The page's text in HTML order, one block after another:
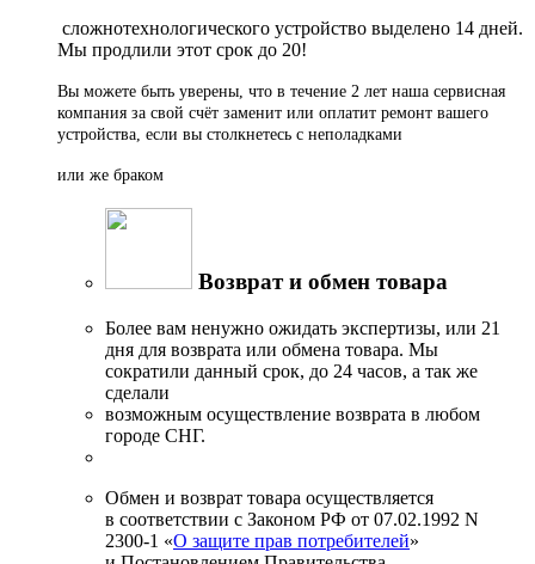
сложнотехнологического устройство выделено 14 дней.
Мы продлили этот срок до 20!
Вы можете быть уверены, что в течение 2 лет наша сервисная
компания за свой счёт заменит или оплатит ремонт вашего
устройства, если вы столкнетесь с неполадками
или же браком
Возврат и обмен товара
Более вам ненужно ожидать экспертизы, или 21
дня для возврата или обмена товара. Мы
сократили данный срок, до 24 часов, а так же
сделали
возможным осуществление возврата в любом
городе СНГ.
Обмен и возврат товара осуществляется
в соответствии с Законом РФ от 07.02.1992 N
2300-1 «О защите прав потребителей»